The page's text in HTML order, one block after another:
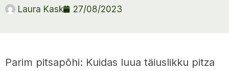
Laura Kask 27/08/2023
Parim pitsapõhi: Kuidas luua täiuslikku pitza